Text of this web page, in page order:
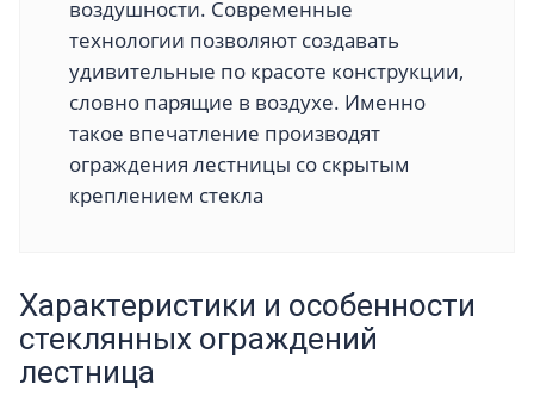
воздушности. Современные
технологии позволяют создавать
удивительные по красоте конструкции,
словно парящие в воздухе. Именно
такое впечатление производят
ограждения лестницы со скрытым
креплением стекла
Характеристики и особенности
стеклянных ограждений
лестница